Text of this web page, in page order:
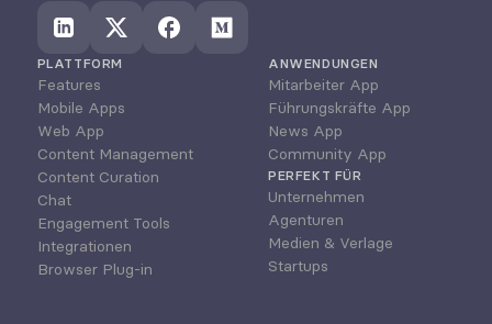
PLATTFORM
Features
Mobile Apps
Web App
Content Management
Content Curation
Chat
Engagement Tools
Integrationen
Browser Plug-in
ANWENDUNGEN
Mitarbeiter App
Führungskräfte App
News App
Community App
PERFEKT FÜR
Unternehmen
Agenturen
Medien & Verlage
Startups